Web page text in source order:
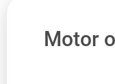
Motor